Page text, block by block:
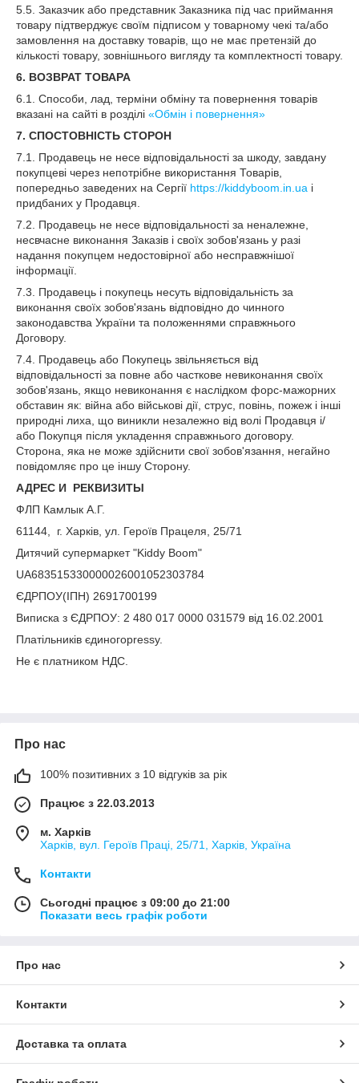
5.5. Заказчик або представник Заказника під час приймання
товару підтверджує своїм підписом у товарному чекі та/або
замовлення на доставку товарів, що не має претензій до
кількості товару, зовнішнього вигляду та комплектності товару.
6. ВОЗВРАТ ТОВАРА
6.1. Способи, лад, терміни обміну та повернення товарів
вказані на сайті в розділі «Обмін і повернення»
7. СПОСТОВНІСТЬ СТОРОН
7.1. Продавець не несе відповідальності за шкоду, завдану
покупцеві через непотрібне використання Товарів,
попередньо заведених на Сергії https://kiddyboom.in.ua і
придбаних у Продавця.
7.2. Продавець не несе відповідальності за неналежне,
несвчасне виконання Заказів і своїх зобов'язань у разі
надання покупцем недостовірної або несправжнішої
інформації.
7.3. Продавець і покупець несуть відповідальність за
виконання своїх зобов'язань відповідно до чинного
законодавства України та положеннями справжнього
Договору.
7.4. Продавець або Покупець звільняється від
відповідальності за повне або часткове невиконання своїх
зобов'язань, якщо невиконання є наслідком форс-мажорних
обставин як: війна або військові дії, струс, повінь, пожеж і інші
природні лиха, що виникли незалежно від волі Продавця і/
або Покупця після укладення справжнього договору.
Сторона, яка не може здійснити свої зобов'язання, негайно
повідомляє про це іншу Сторону.
АДРЕС И РЕКВИЗИТЫ
ФЛП Камлык А.Г.
61144, г. Харків, ул. Героїв Працеля, 25/71
Дитячий супермаркет "Kiddy Boom"
UA683515330000026001052303784
ЄДРПОУ(ІПН) 2691700199
Виписка з ЄДРПОУ: 2 480 017 0000 031579 від 16.02.2001
Платільників єдиногоpressу.
Не є платником НДС.
Про нас
100% позитивних з 10 відгуків за рік
Працює з 22.03.2013
м. Харків
Харків, вул. Героїв Праці, 25/71, Харків, Україна
Контакти
Сьогодні працює з 09:00 до 21:00
Показати весь графік роботи
Про нас
Контакти
Доставка та оплата